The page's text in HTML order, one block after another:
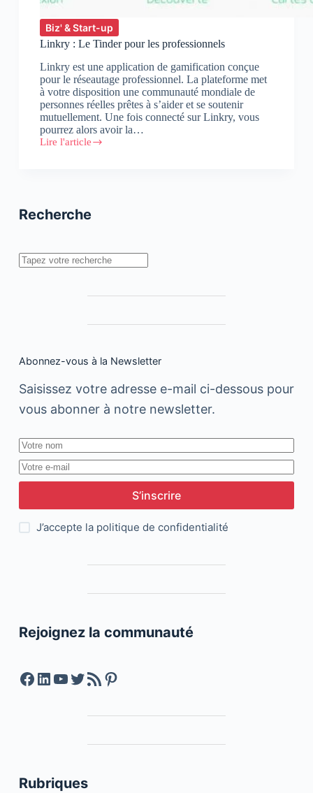
Biz' & Start-up
Linkry : Le Tinder pour les professionnels
Linkry est une application de gamification conçue
pour le réseautage professionnel. La plateforme met
à votre disposition une communauté mondiale de
personnes réelles prêtes à s’aider et se soutenir
mutuellement. Une fois connecté sur Linkry, vous
pourrez alors avoir la…
Lire l'article
Linkry
professionnels
Recherche
Rechercher
Abonnez-vous à la Newsletter
Saisissez votre adresse e-mail ci-dessous pour
vous abonner à notre newsletter.
S’inscrire
J’accepte la politique de confidentialité
Rejoignez la communauté
Facebook
LinkedIn
YouTube
Twitter
Feed RSSPinterest
Rubriques